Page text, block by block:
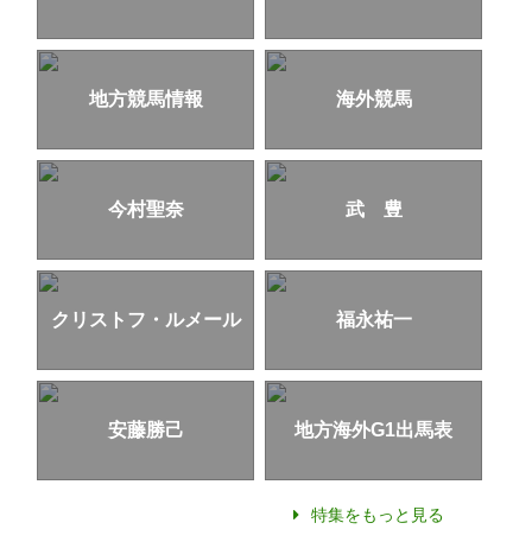
地方競馬情報 海外競馬
今村聖奈 武 豊
クリストフ・ルメール 福永祐一
安藤勝己 地方海外G1出馬表
特集をもっと見る